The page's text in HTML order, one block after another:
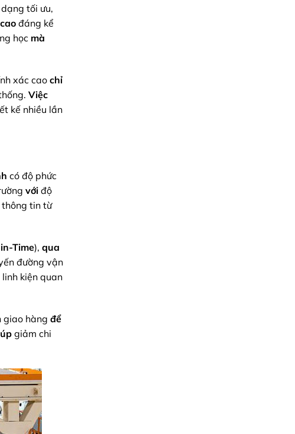
tối ưu,
đáng kể
học mà
xác cao chỉ
Việc
kế nhiều lần
có độ phức
với độ
thông tin từ
Time), qua
đường vận
linh kiện quan
giao hàng để
giảm chi